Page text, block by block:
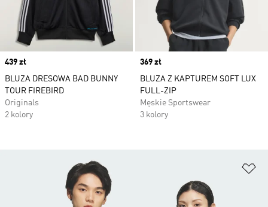
Price
439 zł
BLUZA DRESOWA BAD BUNNY
TOUR FIREBIRD
Originals
2 kolory
Price
369 zł
BLUZA Z KAPTUREM SOFT LUX
FULL-ZIP
Męskie Sportswear
3 kolory